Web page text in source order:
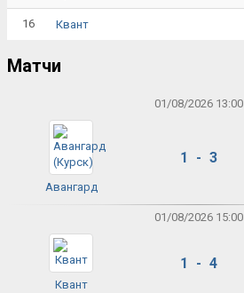
16 Квант
Матчи
01/08/2026 13:00
Авангард
1 - 3
01/08/2026 15:00
Квант
1 - 4